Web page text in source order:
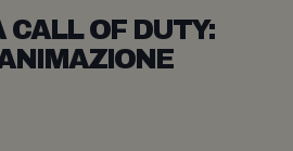
CALL OF DUTY: